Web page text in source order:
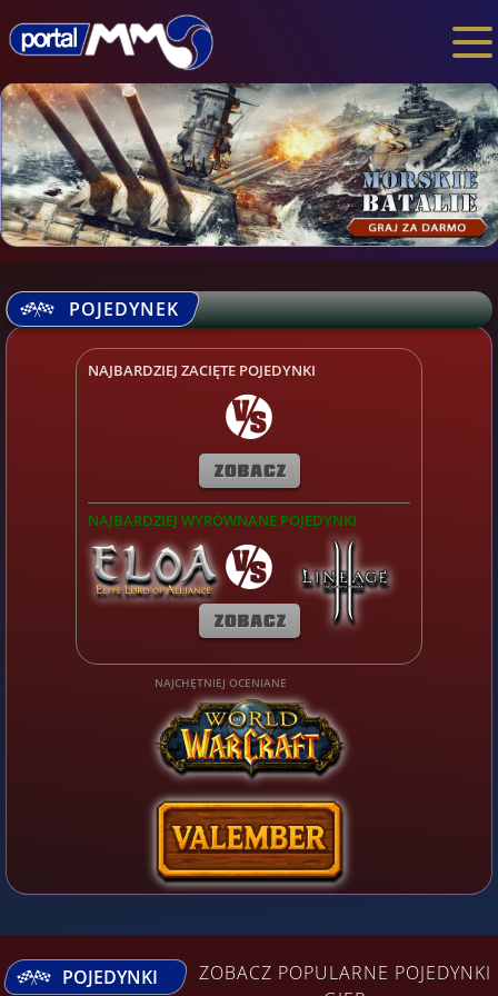
POJEDYNEK
NAJBARDZIEJ ZACIĘTE POJEDYNKI
NAJBARDZIEJ WYRÓWNANE POJEDYNKI
NAJCHĘTNIEJ OCENIANE
POJEDYNKI
ZOBACZ POPULARNE POJEDYNKI